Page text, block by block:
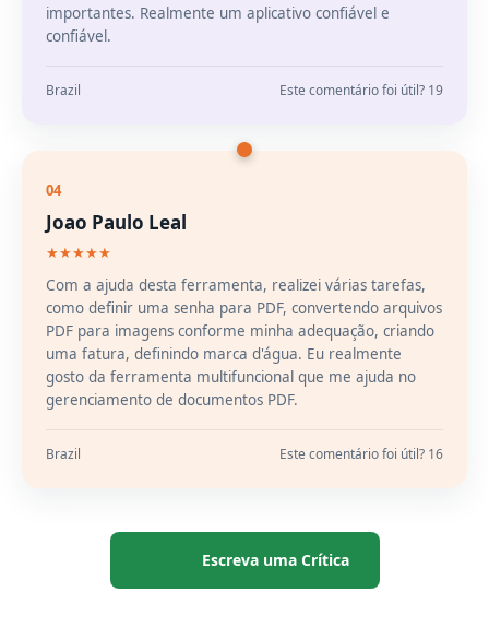
importantes. Realmente um aplicativo confiável e
confiável.
Brazil Este comentário foi útil? 19
04
Joao Paulo Leal
★★★★★
Com a ajuda desta ferramenta, realizei várias tarefas,
como definir uma senha para PDF, convertendo arquivos
PDF para imagens conforme minha adequação, criando
uma fatura, definindo marca d'água. Eu realmente
gosto da ferramenta multifuncional que me ajuda no
gerenciamento de documentos PDF.
Brazil Este comentário foi útil? 16
Escreva uma Crítica